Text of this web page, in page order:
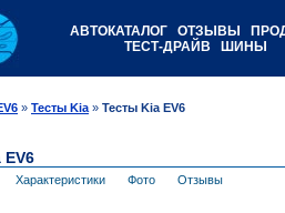
АВТОКАТАЛОГ ОТЗЫВЫ
ТЕСТ-ДРАЙВ
ШИНЫ
» Тесты Kia » Тесты Kia EV6
Характеристики Фото Отзывы